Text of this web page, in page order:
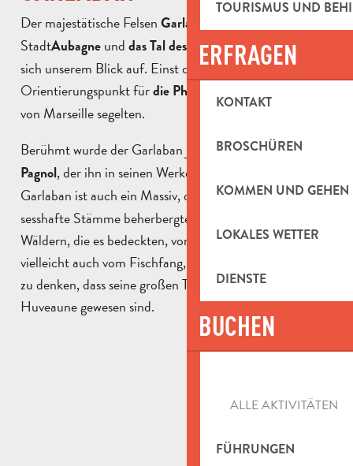
TOURISMUS UND
ERFRAGEN
KONTAKT
BROSCHÜREN
KOMMEN UND GEHEN
LOKALES WETTER
DIENSTE
BUCHEN
ALLE AKTIVITÄTEN
FÜHRUNGEN
Der majestätische FelsenGarlaban (714 m)
StadtAubagne und das Tal des Huveaune und drängt
sich unserem Blick auf. Einst diente er als
Orientierungspunkt fürdie Phönizier
von Marseille segelten.
Berühmt wurde der Garlaban jedoch durchMarcel
Pagnol, der ihn in seinen Werken in Szene setzte.
Garlaban ist auch ein Massiv, dessenzahlreiche Höhlen
sesshafte Stämme beherbergten, die in den großen
Wäldern, die es bedeckten, von der Jagd lebten und
vielleicht auch vom Fischfang, denn es ist nicht verboten
zu denken, dass seine großen Täler Nebenflüsse des
Huveaune gewesen sind.